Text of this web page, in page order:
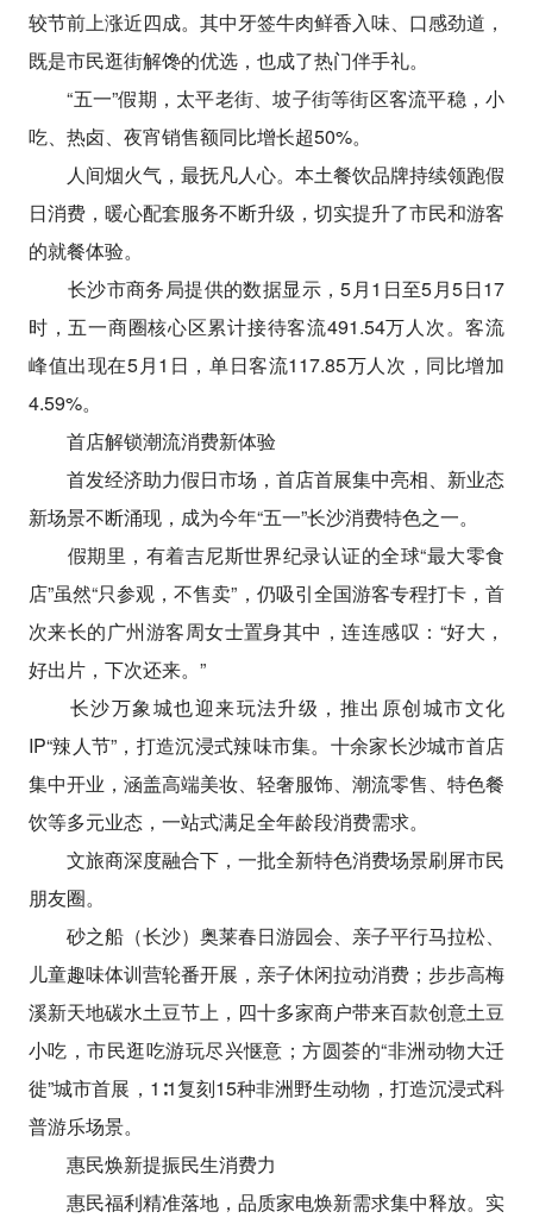
较节前上涨近四成。其中牙签牛肉鲜香入味、口感劲道，
既是市民逛街解馋的优选，也成了热门伴手礼。
“五一”假期，太平老街、坡子街等街区客流平稳，小
吃、热卤、夜宵销售额同比增长超50%。
人间烟火气，最抚凡人心。本土餐饮品牌持续领跑假
日消费，暖心配套服务不断升级，切实提升了市民和游客
的就餐体验。
长沙市商务局提供的数据显示，5月1日至5月5日17
时，五一商圈核心区累计接待客流491.54万人次。客流
峰值出现在5月1日，单日客流117.85万人次，同比增加
4.59%。
首店解锁潮流消费新体验
首发经济助力假日市场，首店首展集中亮相、新业态
新场景不断涌现，成为今年“五一”长沙消费特色之一。
假期里，有着吉尼斯世界纪录认证的全球“最大零食
店”虽然“只参观，不售卖”，仍吸引全国游客专程打卡，首
次来长的广州游客周女士置身其中，连连感叹：“好大，
好出片，下次还来。”
长沙万象城也迎来玩法升级，推出原创城市文化
IP“辣人节”，打造沉浸式辣味市集。十余家长沙城市首店
集中开业，涵盖高端美妆、轻奢服饰、潮流零售、特色餐
饮等多元业态，一站式满足全年龄段消费需求。
文旅商深度融合下，一批全新特色消费场景刷屏市民
朋友圈。
砂之船（长沙）奥莱春日游园会、亲子平行马拉松、
儿童趣味体训营轮番开展，亲子休闲拉动消费；步步高梅
溪新天地碳水土豆节上，四十多家商户带来百款创意土豆
小吃，市民逛吃游玩尽兴惬意；方圆荟的“非洲动物大迁
徙”城市首展，1∶1复刻15种非洲野生动物，打造沉浸式科
普游乐场景。
惠民焕新提振民生消费力
惠民福利精准落地，品质家电焕新需求集中释放。实